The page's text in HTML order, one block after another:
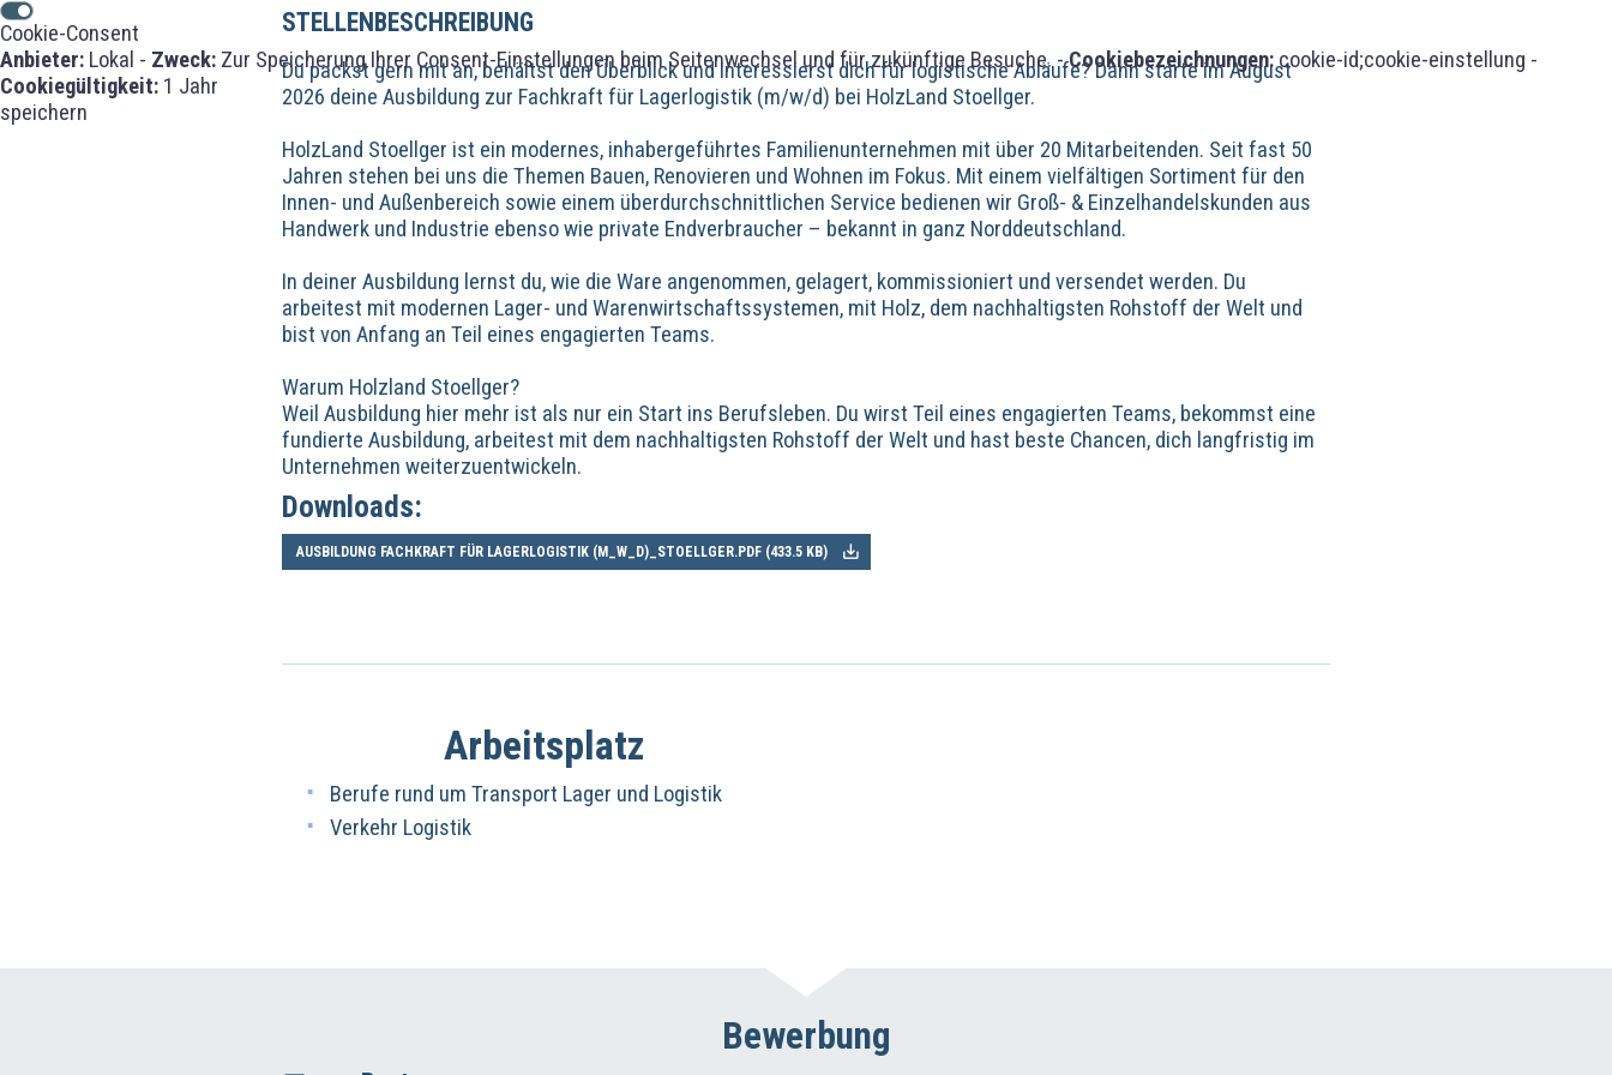
Cookie-Consent
Anbieter: Lokal - Zweck: Zur Speicherung Ihrer Consent-Einstellungen beim Seitenwechsel und für zukünftige Besuche. -Cookiebezeichnungen:cookie-id;cookie-einstellung -
Cookiegültigkeit: 1 Jahr
speichern
STELLENBESCHREIBUNG
Du packst gern mit an, behältst den Überblick und interessierst dich für logistische Abläufe? Dann starte im August
2026 deine Ausbildung zur Fachkraft für Lagerlogistik (m/w/d) bei HolzLand Stoellger.
HolzLand Stoellger ist ein modernes, inhabergeführtes Familienunternehmen mit über 20 Mitarbeitenden. Seit fast 50
Jahren stehen bei uns die Themen Bauen, Renovieren und Wohnen im Fokus. Mit einem vielfältigen Sortiment für den
Innen- und Außenbereich sowie einem überdurchschnittlichen Service bedienen wir Groß- & Einzelhandelskunden aus
Handwerk und Industrie ebenso wie private Endverbraucher – bekannt in ganz Norddeutschland.
In deiner Ausbildung lernst du, wie die Ware angenommen, gelagert, kommissioniert und versendet werden. Du
arbeitest mit modernen Lager- und Warenwirtschaftssystemen, mit Holz, dem nachhaltigsten Rohstoff der Welt und
bist von Anfang an Teil eines engagierten Teams.
Warum Holzland Stoellger?
Weil Ausbildung hier mehr ist als nur ein Start ins Berufsleben. Du wirst Teil eines engagierten Teams, bekommst eine
fundierte Ausbildung, arbeitest mit dem nachhaltigsten Rohstoff der Welt und hast beste Chancen, dich langfristig im
Unternehmen weiterzuentwickeln.
Downloads:
AUSBILDUNG FACHKRAFT FÜR LAGERLOGISTIK (M_W_D)_STOELLGER.PDF (433.5 KB)
Arbeitsplatz
Berufe rund um Transport Lager und Logistik
Verkehr Logistik
Bewerbung